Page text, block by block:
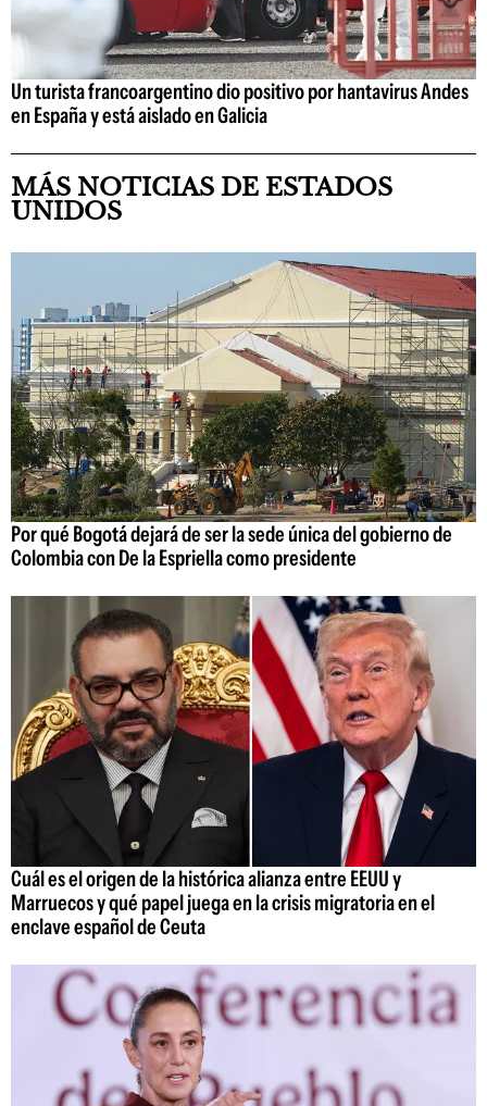
Un turista francoargentino dio positivo por hantavirus Andes
en España y está aislado en Galicia
MÁS NOTICIAS DE ESTADOS
UNIDOS
Por qué Bogotá dejará de ser la sede única del gobierno de
Colombia con De la Espriella como presidente
Cuál es el origen de la histórica alianza entre EEUU y
Marruecos y qué papel juega en la crisis migratoria en el
enclave español de Ceuta